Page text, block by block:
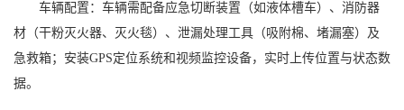
车辆配置：车辆需配备应急切断装置（如液体槽车）、消防器
材（干粉灭火器、灭火毯）、泄漏处理工具（吸附棉、堵漏塞）及
急救箱；安装GPS定位系统和视频监控设备，实时上传位置与状态数
据。